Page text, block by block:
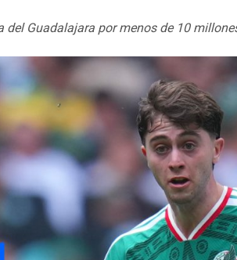
Guadalajara por menos de 10